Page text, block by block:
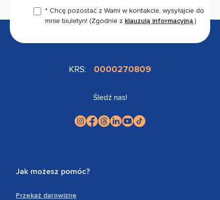
* Chcę pozostać z Wami w kontakcie, wysyłajcie do
mnie biuletyn! (Zgodnie z klauzulą informacyjną.)
KRS: 0000270809
Śledź nas!
Jak możesz pomóc?
Przekaż darowiznę